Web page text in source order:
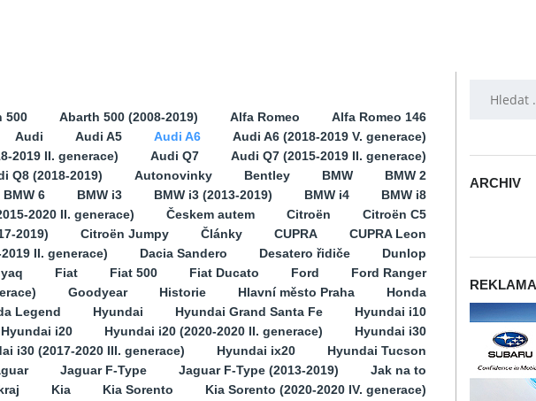
500 Abarth 500 (2008-2019) Alfa Romeo
Alfa Romeo 146
Audi Audi A5 Audi A6
Audi A6 (2018-2019 V. generace)
2019 II. generace) Audi Q7
Audi Q7 (2015-2019 II. generace)
Q8 (2018-2019) Autonovinky Bentley BMW
BMW 2
BMW 6 BMW i3 BMW i3 (2013-2019) BMW i4
BMW i8
2020 II. generace) Českem autem Citroën
Citroën C5
2019) Citroën Jumpy Články CUPRA
CUPRA Leon
II. generace) Dacia Sandero Desatero řidiče
Dunlop
Fiat Fiat 500 Fiat Ducato Ford
Ford Ranger
Goodyear Historie Hlavní město Praha
Honda
Legend Hyundai Hyundai Grand Santa Fe
Hyundai i10
Hyundai i20 Hyundai i20 (2020-2020 II. generace)
Hyundai i30
i30 (2017-2020 III. generace)
Hyundai ix20
Hyundai Tucson
Jaguar F-Type Jaguar F-Type (2013-2019)
Jak na to
Kia Kia Sorento
Kia Sorento (2020-2020 IV. generace)
ARCHIV
REKLAMA